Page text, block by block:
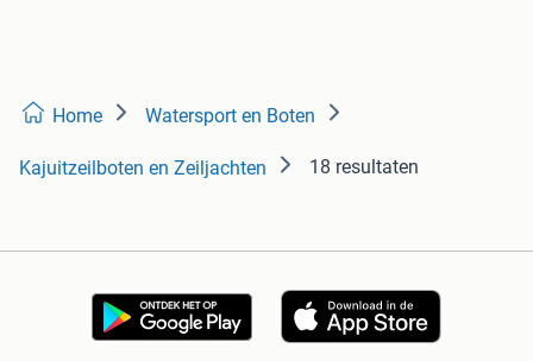
Home Watersport en Boten
Kajuitzeilboten en Zeiljachten 18 resultaten